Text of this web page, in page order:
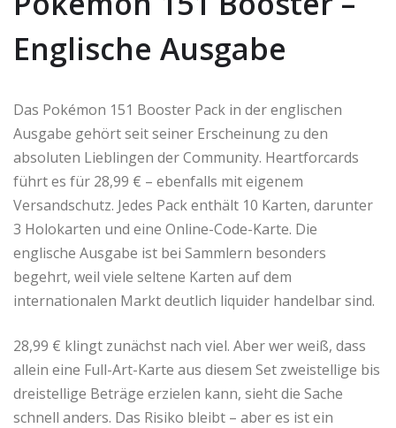
Englische Ausgabe
Das Pokémon 151 Booster Pack in der englischen
Ausgabe gehört seit seiner Erscheinung zu den
absoluten Lieblingen der Community. Heartforcards
führt es für 28,99 € – ebenfalls mit eigenem
Versandschutz. Jedes Pack enthält 10 Karten, darunter
3 Holokarten und eine Online-Code-Karte. Die
englische Ausgabe ist bei Sammlern besonders
begehrt, weil viele seltene Karten auf dem
internationalen Markt deutlich liquider handelbar sind.
28,99 € klingt zunächst nach viel. Aber wer weiß, dass
allein eine Full-Art-Karte aus diesem Set zweistellige bis
dreistellige Beträge erzielen kann, sieht die Sache
schnell anders. Das Risiko bleibt – aber es ist ein